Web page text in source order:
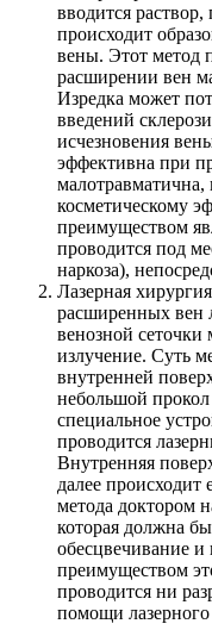
вводится раствор,
происходит
вены. Этот метод
расширении вен
Изредка может
введений
исчезновения
эффективна при
косметическому
преимуществом
проводится под
наркоза),
Лазерная
расширенных вен
венозной сеточки
излучение. Суть
внутренней
небольшой
специальное
проводится
Внутренняя
далее
метода доктором
которая должна
обесцвечивание
преимуществом
проводится ни
помощи